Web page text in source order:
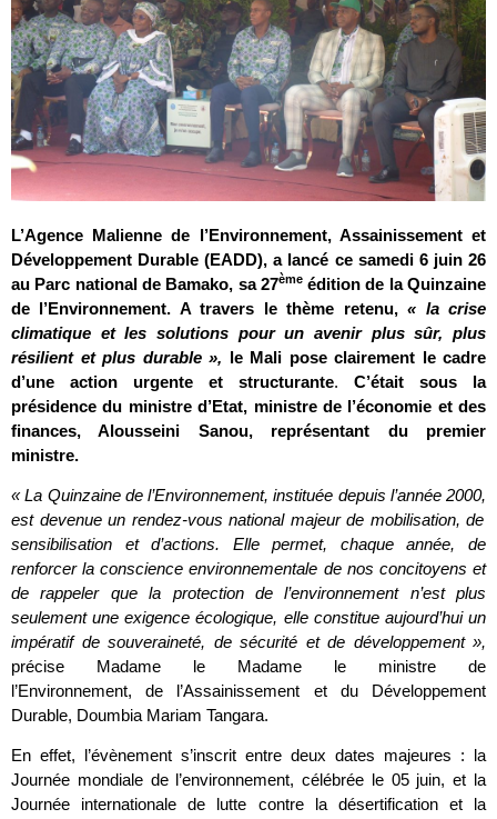
L’Agence Malienne de l’Environnement, Assainissement et
Développement Durable (EADD), a lancé ce samedi 6 juin 26
au Parc national de Bamako, sa 27èmeédition de la Quinzaine
de l’Environnement. A travers le thème retenu,« la crise
climatique et les solutions pour un avenir plus sûr, plus
résilient et plus durable », le Mali pose clairement le cadre
d’une action urgente et structurante. C’était sous la
présidence du ministre d’Etat, ministre de l’économie et des
finances, Alousseini Sanou, représentant du premier
ministre.
« La Quinzaine de l’Environnement, instituée depuis l’année 2000,
est devenue un rendez-vous national majeur de mobilisation, de
sensibilisation et d’actions. Elle permet, chaque année, de
renforcer la conscience environnementale de nos concitoyens et
de rappeler que la protection de l’environnement n’est plus
seulement une exigence écologique, elle constitue aujourd’hui un
impératif de souveraineté, de sécurité et de développement »,
précise Madame le Madame le ministre de
l’Environnement, de l’Assainissement et du Développement
Durable, Doumbia Mariam Tangara.
En effet, l’évènement s’inscrit entre deux dates majeures : la
Journée mondiale de l’environnement, célébrée le 05 juin, et la
Journée internationale de lutte contre la désertification et la